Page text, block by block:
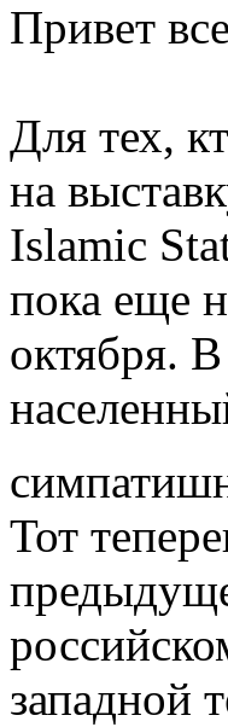
Привет
Для тех,
на
Islamic
пока еще
октября.
Тот
западной